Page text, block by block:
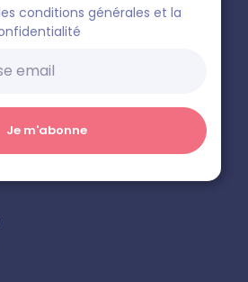
conditions générales et la